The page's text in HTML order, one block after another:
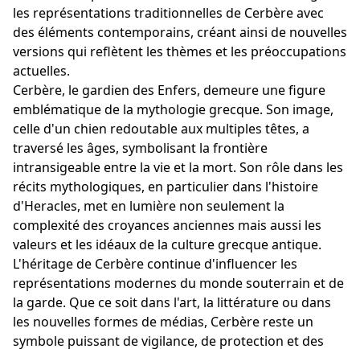
les représentations traditionnelles de Cerbère avec
des éléments contemporains, créant ainsi de nouvelles
versions qui reflètent les thèmes et les préoccupations
actuelles.
Cerbère, le gardien des Enfers, demeure une figure
emblématique de la mythologie grecque. Son image,
celle d'un chien redoutable aux multiples têtes, a
traversé les âges, symbolisant la frontière
intransigeable entre la vie et la mort. Son rôle dans les
récits mythologiques, en particulier dans l'histoire
d'Heracles, met en lumière non seulement la
complexité des croyances anciennes mais aussi les
valeurs et les idéaux de la culture grecque antique.
L'héritage de Cerbère continue d'influencer les
représentations modernes du monde souterrain et de
la garde. Que ce soit dans l'art, la littérature ou dans
les nouvelles formes de médias, Cerbère reste un
symbole puissant de vigilance, de protection et des